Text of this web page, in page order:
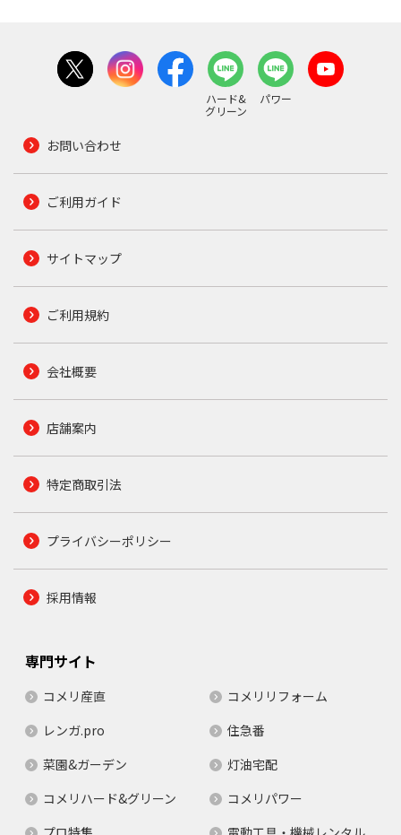
ハード&
グリーン
パワー
お問い合わせ
ご利用ガイド
サイトマップ
ご利用規約
会社概要
店舗案内
特定商取引法
プライバシーポリシー
採用情報
専門サイト
コメリ産直
コメリリフォーム
レンガ.pro
住急番
菜園&ガーデン
灯油宅配
コメリハード&グリーン
コメリパワー